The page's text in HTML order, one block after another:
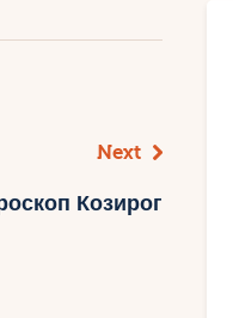
Next
Козирог